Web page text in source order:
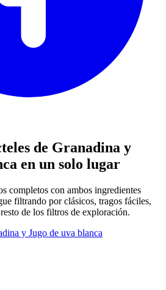
de Granadina y
en un solo lugar
completos con ambos ingredientes
filtrando por clásicos, tragos fáciles,
de los filtros de exploración.
y Jugo de uva blanca